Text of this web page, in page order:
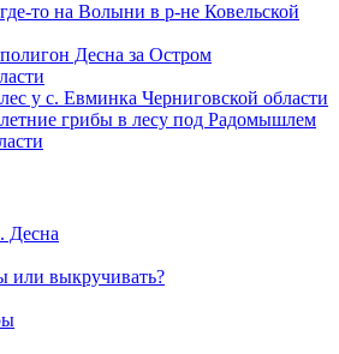
то на Волыни в р-не Ковельской
Десна за Остром
у с. Евминка Черниговской области
грибы в лесу под Радомышлем
Десна
или выкручивать?